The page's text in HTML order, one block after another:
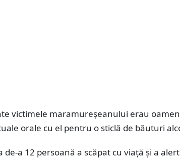
victimele maramureșeanului erau
orale cu el pentru o sticlă de băuturi
de-a 12 persoană a scăpat cu viață și a